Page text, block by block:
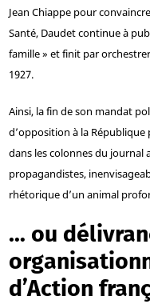
Jean Chiappe pour
Santé, Daudet continue à
famille » et finit par
1927.
Ainsi, la fin de son mandat
d’opposition à la
dans les colonnes du journal
propagandistes,
rhétorique d’un animal
… ou
d’Action